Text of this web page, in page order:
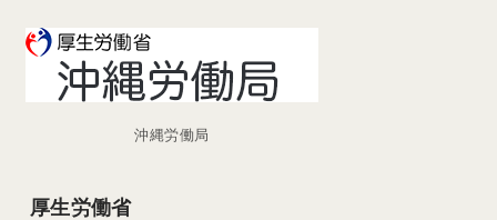
沖縄労働局
厚生労働省